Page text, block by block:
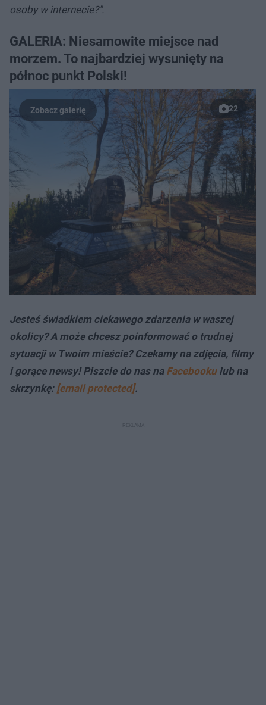
osoby w internecie?".
GALERIA: Niesamowite miejsce nad
morzem. To najbardziej wysunięty na
północ punkt Polski!
22
Jesteś świadkiem ciekawego zdarzenia w waszej
okolicy? A może chcesz poinformować o trudnej
sytuacji w Twoim mieście? Czekamy na zdjęcia, filmy
i gorące newsy! Piszcie do nas na Facebookulub na
skrzynkę: [email protected].